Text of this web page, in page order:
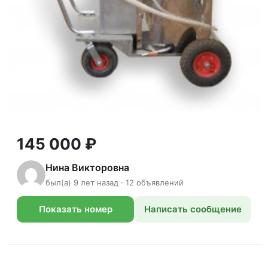
145 000 ₽
Нина Викторовна
был(а) 9 лет назад · 12 объявлений
Показать номер Написать сообщение